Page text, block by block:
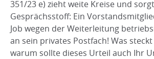
351/23 e) zieht weite Kreise und
Gesprächsstoff: Ein
Job wegen der Weiterleitung
an sein privates Postfach! Was
warum sollte dieses Urteil auch Ihr